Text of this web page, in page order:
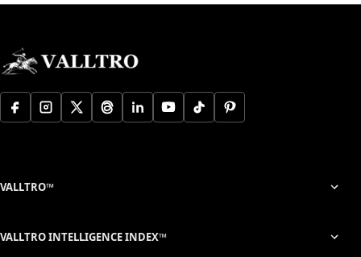
VALLTRO™
VALLTRO INTELLIGENCE INDEX™